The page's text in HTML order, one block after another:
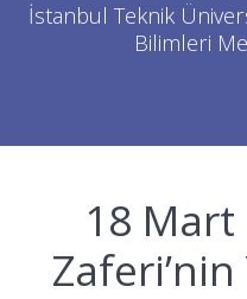
İstanbul Teknik
Bilimleri
18 Mart